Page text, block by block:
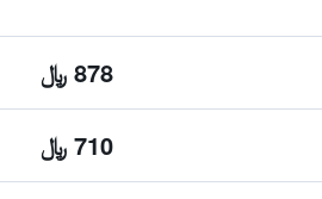
878 ﷼
710 ﷼